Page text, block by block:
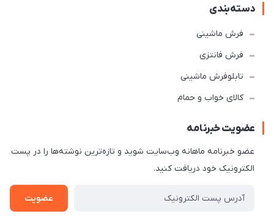
دسته‌بندی
فرش ماشینی
فرش فانتزی
تابلوفرش ماشینی
کالای خواب و حمام
عضویت خبرنامه
عضو خبرنامه ماهانه وب‌سایت شوید و تازه‌ترین نوشته‌ها را در پست
الکترونیک خود دریافت کنید.
عضویت